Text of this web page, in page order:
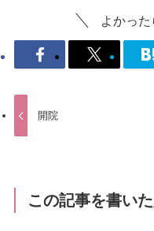
よかった
開院
この記事を書い